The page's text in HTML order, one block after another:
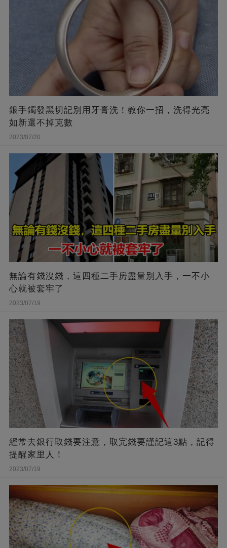
銀手鐲發黑切記別用牙膏洗！教你一招，洗得光亮
如新還不掉克數
2023/07/20
無論有錢沒錢，這四種二手房盡量別入手，一不小
心就被套牢了
2023/07/19
經常去銀行取錢要注意，取完錢要謹記這3點，記得
提醒家里人！
2023/07/19